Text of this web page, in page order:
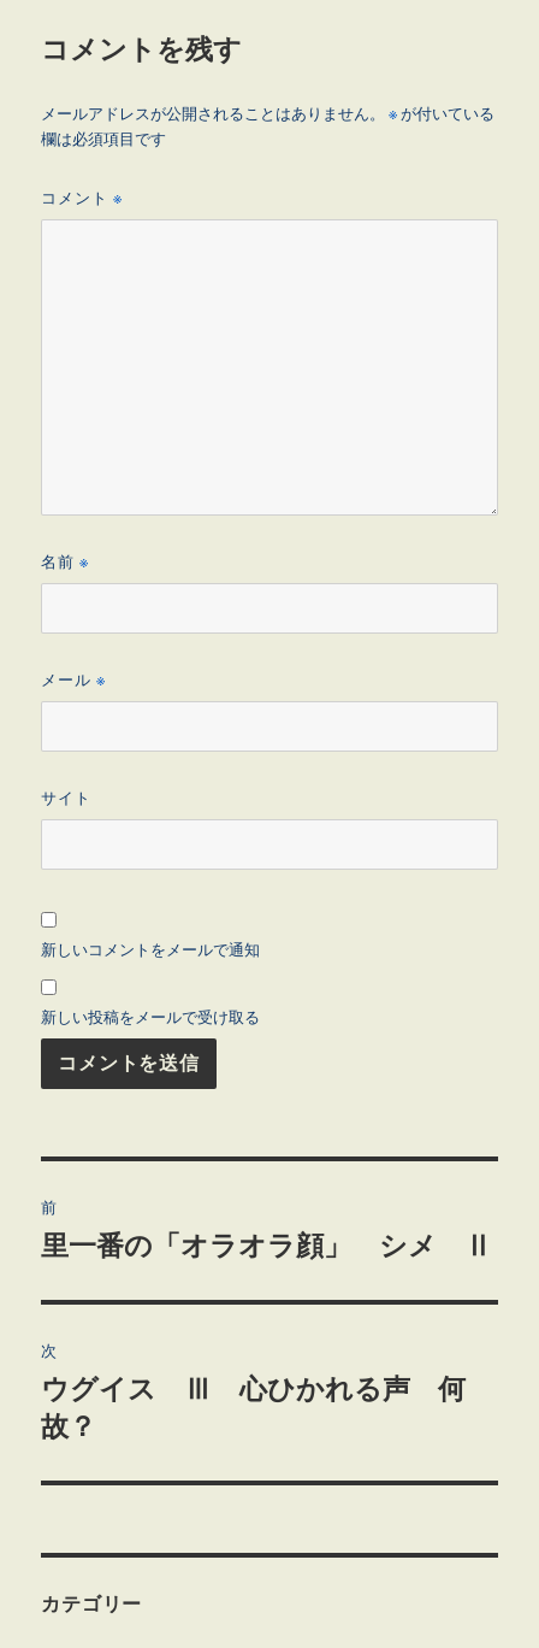
コメントを残す
メールアドレスが公開されることはありません。 ※が付いている
欄は必須項目です
コメント※
名前※
メール※
サイト
新しいコメントをメールで通知
新しい投稿をメールで受け取る
稿
ビ
ゲ
ー
シ
ン
前
前
投
稿:
里一番の「オラオラ顔」 シメ Ⅱ
次
次
の
稿:
ウグイス Ⅲ 心ひかれる声 何
故？
カテゴリー